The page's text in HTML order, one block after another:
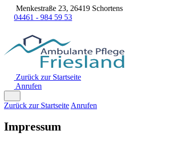
Menkestraße 23, 26419 Schortens
04461 - 984 59 53
Zurück zur Startseite
Anrufen
Zurück zur Startseite Anrufen
Impressum